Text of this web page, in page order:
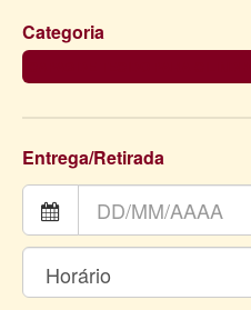
Categoria
Entrega/Retirada